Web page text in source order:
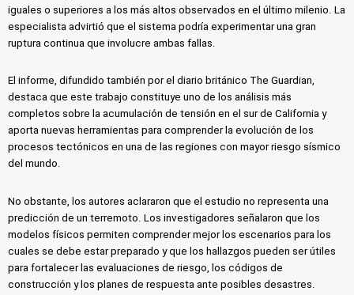
iguales o superiores a los más altos observados en el último milenio. La
especialista advirtió que el sistema podría experimentar una gran
ruptura continua que involucre ambas fallas.
El informe, difundido también por el diario británico The Guardian,
destaca que este trabajo constituye uno de los análisis más
completos sobre la acumulación de tensión en el sur de California y
aporta nuevas herramientas para comprender la evolución de los
procesos tectónicos en una de las regiones con mayor riesgo sísmico
del mundo.
No obstante, los autores aclararon que el estudio no representa una
predicción de un terremoto. Los investigadores señalaron que los
modelos físicos permiten comprender mejor los escenarios para los
cuales se debe estar preparado y que los hallazgos pueden ser útiles
para fortalecer las evaluaciones de riesgo, los códigos de
construcción y los planes de respuesta ante posibles desastres.